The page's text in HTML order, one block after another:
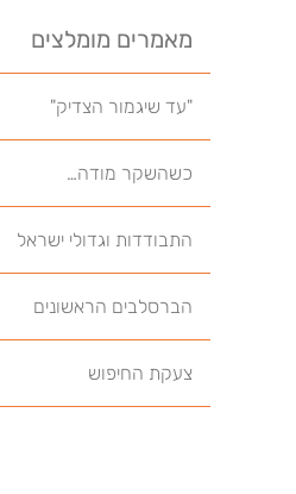
מאמרים מומלצים
"עד שיגמור הצדיק"
כשהשקר מודה…
התבודדות וגדולי ישראל
הברסלבים הראשונים
צעקת החיפוש